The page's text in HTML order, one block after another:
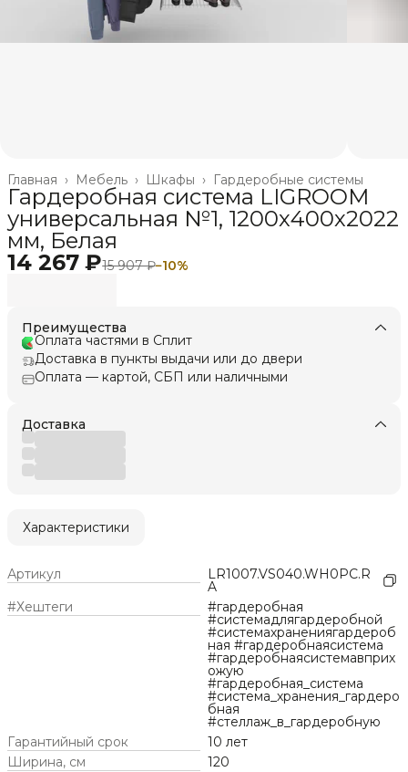
Гардеробные системы
Шкафы ›
Мебель ›
Главная ›
Гардеробная система LIGROOM
универсальная №1, 1200х400х2022
мм, Белая
14 267 ₽15 907 ₽−10%
Преимущества
Оплата частями в Сплит
Доставка в пункты выдачи или до двери
Оплата — картой, СБП или наличными
Доставка
Характеристики
Артикул LR1007.VS040.WH0PC.R
A
#Хештеги
#гардеробная
#системадлягардеробной
#системахранениягардероб
ная #гардеробнаясистема
#гардеробнаясистемавприх
ожую
#гардеробная_система
#система_хранения_гардеро
бная
#стеллаж_в_гардеробную
Гарантийный срок
10 лет
Ширина, см
120